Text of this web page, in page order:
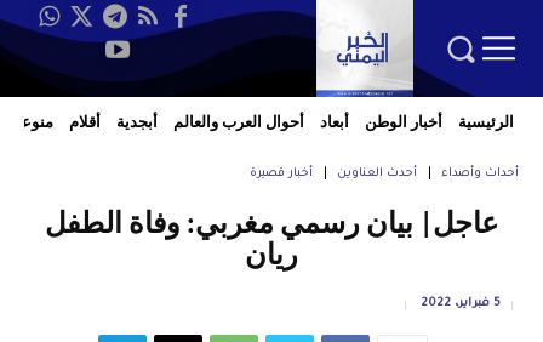
الرئيسية أخبار الوطن أبعاد أحوال العرب والعالم أبجدية أقلام منوعات
أحداث وأصداء أحدث العناوين أخبار قصيرة
عاجل| بيان رسمي مغربي: وفاة الطفل
ريان
5 فبراير، 2022